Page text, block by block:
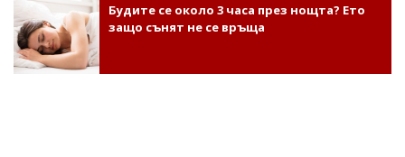
Будите се около 3 часа през нощта? Ето
защо сънят не се връща